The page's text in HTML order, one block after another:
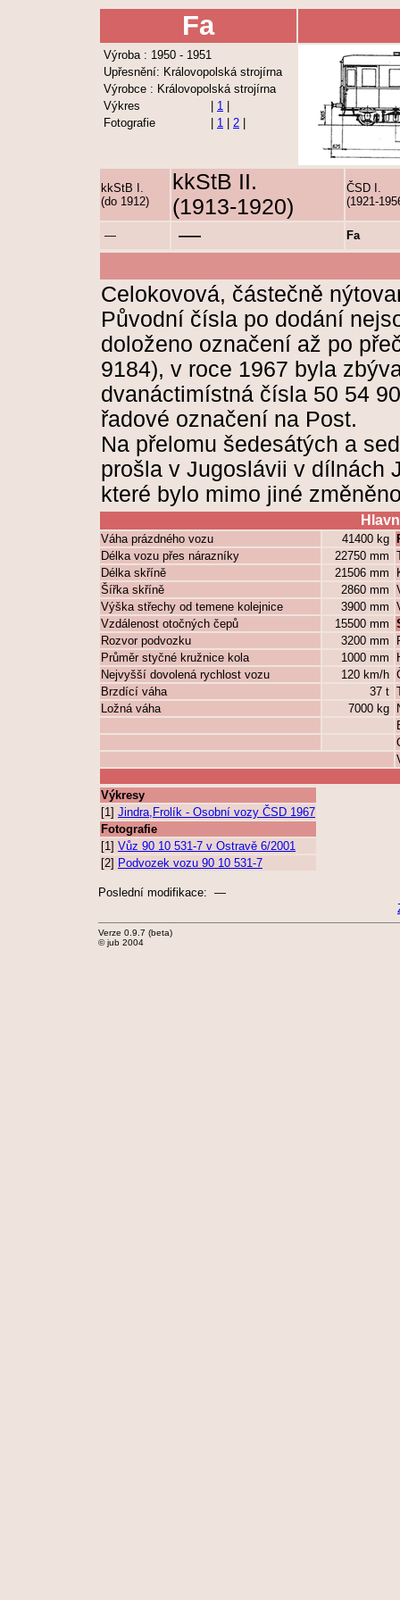
Fa
Výroba : 1950 - 1951
Upřesnění: Královopolská strojírna
Výrobce : Královopolská strojírna
Výkres
1
Fotografie
1 2
kkStB I.
(do 1912)
kkStB II.
(1913-1920)
ČSD I.
(1921-
— — Fa
Celokovová, částečně
Původní čísla po dodání
doloženo označení až po
9184), v roce 1967 byla
dvanáctimístná čísla 50 54
řadové označení na Post.
Na přelomu šedesátých a
prošla v Jugoslávii v dílnách
které bylo mimo jiné
Váha prázdného vozu 41400 kg
Délka vozu přes nárazníky
22750 mm
Délka skříně
21506 mm
Šířka skříně
2860 mm
Výška střechy od temene kolejnice
3900 mm
Vzdálenost otočných čepů
15500 mm
Rozvor podvozku
3200 mm
Průměr styčné kružnice kola
1000 mm
Nejvyšší dovolená rychlost vozu
120 km/h
Brzdící váha
37 t
Ložná váha
7000 kg
Výkresy
[1] Jindra,Frolík - Osobní vozy ČSD 1967
Fotografie
[1] Vůz 90 10 531-7 v Ostravě 6/2001
[2] Podvozek vozu 90 10 531-7
Poslední modifikace: —
Verze 0.9.7 (beta)
© jub 2004